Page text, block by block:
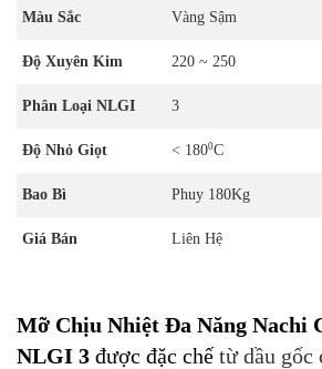
Màu Sắc Vàng Sậm
Độ Xuyên Kim 220 ~ 250
Phân Loại NLGI 3
Độ Nhỏ Giọt < 1800C
Bao Bì Phuy 180Kg
Giá Bán Liên Hệ
Mỡ Chịu Nhiệt Đa Năng Nachi
NLGI 3 được đặc chếtừ dầu gốc